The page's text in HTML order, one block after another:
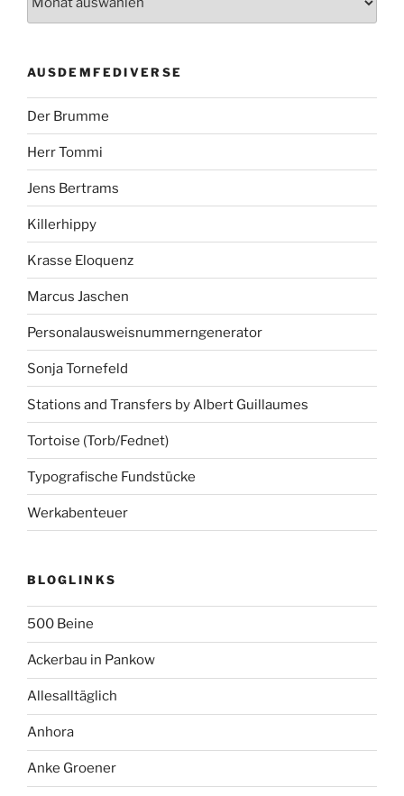
AUSDEMFEDIVERSE
Der Brumme
Herr Tommi
Jens Bertrams
Killerhippy
Krasse Eloquenz
Marcus Jaschen
Personalausweisnummerngenerator
Sonja Tornefeld
Stations and Transfers by Albert Guillaumes
Tortoise (Torb/Fednet)
Typografische Fundstücke
Werkabenteuer
BLOGLINKS
500 Beine
Ackerbau in Pankow
Allesalltäglich
Anhora
Anke Groener